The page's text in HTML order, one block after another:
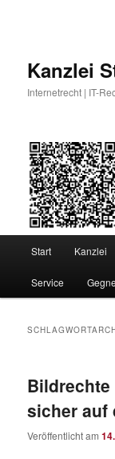
Kanzlei
Internetrecht | IT-
Start Kanzlei
Service
sicher auf
Veröffentlicht am